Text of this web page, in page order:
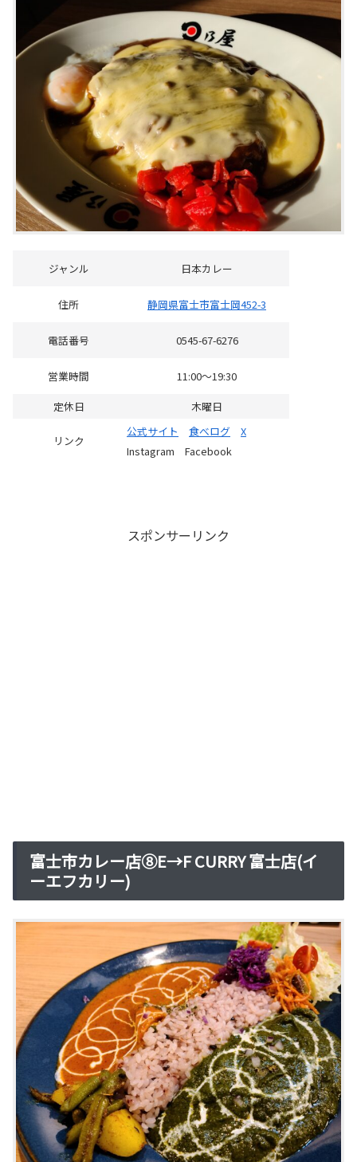
ジャンル 日本カレー
住所 静岡県富士市富士岡452-3
電話番号 0545-67-6276
営業時間
11:00～19:30
定休日
木曜日
リンク
公式サイト 食べログ
X
Instagram Facebook
スポンサーリンク
富士市カレー店⑧E→F CURRY 富士店(イ
ーエフカリー)